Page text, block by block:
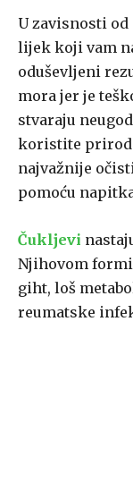
U zavisnosti
lijek koji vam
oduševljeni
mora jer је
stvaraju
koristite
najvažnije
pomoću
Čukljevi
Njihovom
giht, loš
reumatske